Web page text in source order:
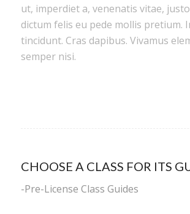
ut, imperdiet a, venenatis vitae,
dictum felis eu pede mollis pretium.
tincidunt. Cras dapibus. Vivamus
semper nisi.
CHOOSE A CLASS FOR ITS
-Pre-License Class Guides